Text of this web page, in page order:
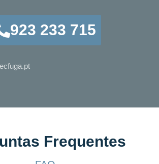
923 233 715
Frequentes